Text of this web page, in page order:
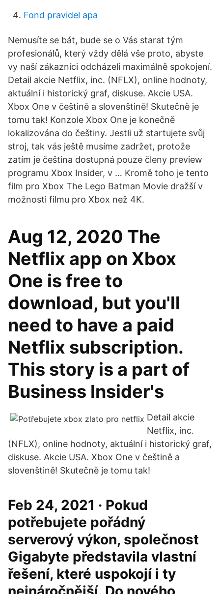
Fond pravidel apa
Nemusíte se bát, bude se o Vás starat tým
profesionálů, který vždy dělá vše proto, abyste
vy naší zákazníci odcházeli maximálně spokojení.
Detail akcie Netflix, inc. (NFLX), online hodnoty,
aktuální i historický graf, diskuse. Akcie USA.
Xbox One v češtině a slovenštině! Skutečně je
tomu tak! Konzole Xbox One je konečně
lokalizována do češtiny. Jestli už startujete svůj
stroj, tak vás ještě musíme zadržet, protože
zatím je čeština dostupná pouze členy preview
programu Xbox Insider, v … Kromě toho je tento
film pro Xbox The Lego Batman Movie dražší v
možnosti filmu pro Xbox než 4K.
Aug 12, 2020 The
Netflix app on Xbox
One is free to
download, but you'll
need to have a paid
Netflix subscription.
This story is a part of
Business Insider's
Detail akcie
Netflix, inc.
(NFLX), online hodnoty, aktuální i historický graf,
diskuse. Akcie USA. Xbox One v češtině a
slovenštině! Skutečně je tomu tak!
Feb 24, 2021 · Pokud
potřebujete pořádný
serverový výkon, společnost
Gigabyte představila vlastní
řešení, které uspokojí i ty